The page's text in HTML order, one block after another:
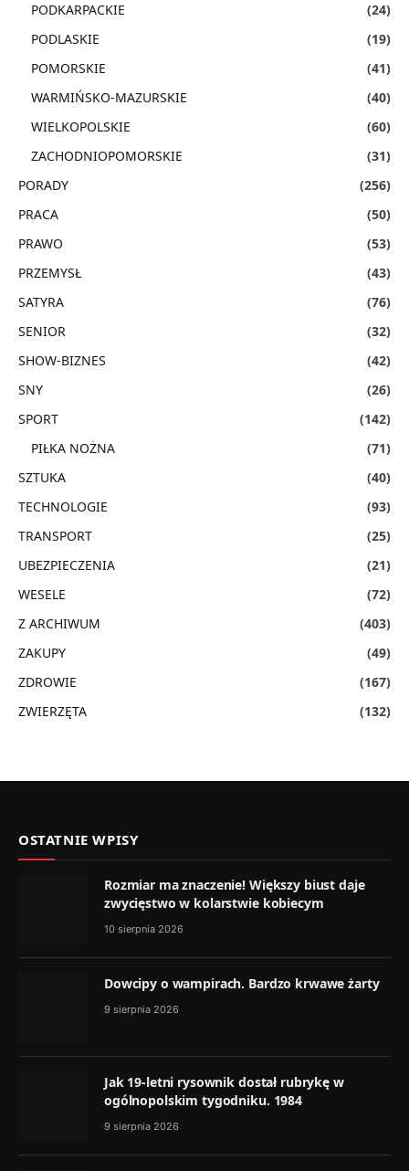
PODKARPACKIE
(24)
PODLASKIE
(19)
POMORSKIE
(41)
WARMIŃSKO-MAZURSKIE
(40)
WIELKOPOLSKIE
(60)
ZACHODNIOPOMORSKIE
(31)
PORADY
(256)
PRACA
(50)
PRAWO
(53)
PRZEMYSŁ
(43)
SATYRA
(76)
SENIOR
(32)
SHOW-BIZNES
(42)
SNY
(26)
SPORT
(142)
PIŁKA NOŻNA
(71)
SZTUKA
(40)
TECHNOLOGIE
(93)
TRANSPORT
(25)
UBEZPIECZENIA
(21)
WESELE
(72)
Z ARCHIWUM
(403)
ZAKUPY
(49)
ZDROWIE
(167)
ZWIERZĘTA
(132)
OSTATNIE WPISY
Rozmiar ma znaczenie! Większy biust daje
zwycięstwo w kolarstwie kobiecym
10 sierpnia 2026
Dowcipy o wampirach. Bardzo krwawe żarty
9 sierpnia 2026
Jak 19-letni rysownik dostał rubrykę w
ogólnopolskim tygodniku. 1984
9 sierpnia 2026